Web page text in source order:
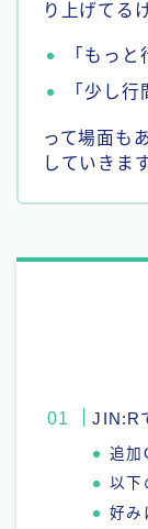
り上げてる
「もっ
「少し行
って場面も
していきま
JIN:R
追加
以下
好み